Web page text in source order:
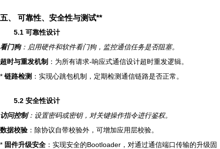
五、 可靠性、安全性与测试**
5.1 可靠性设计
看门狗：启用硬件和软件看门狗，监控通信任务是否阻塞。
超时与重发机制 ：为所有请求-响应式通信设计超时重发逻辑。
* 链路检测 ：实现心跳包机制，定期检测通信链路是否正常。
5.2 安全性设计
访问控制：设置密码或密钥，对关键操作指令进行鉴权。
数据校验 ：除协议自带校验外，可增加应用层校验。
* 固件升级安全 ：实现安全的Bootloader，对通过通信端口传输的升级固